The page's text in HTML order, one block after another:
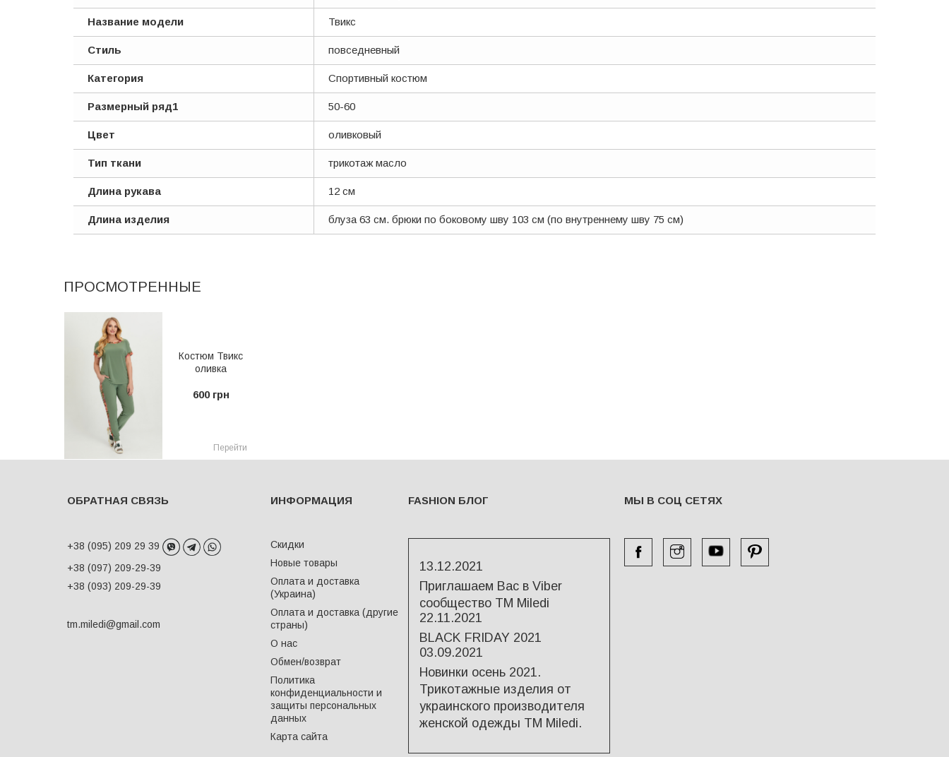
Название модели Твикс
Стиль повседневный
Категория Спортивный костюм
Размерный ряд1 50-60
Цвет оливковый
Тип ткани трикотаж масло
Длина рукава 12 см
Длина изделия блуза 63 см. брюки по боковому шву 103 см (по внутреннему шву 75 см)
ПРОСМОТРЕННЫЕ
Костюм Твикс
оливка
600 грн
Перейти
ОБРАТНАЯ СВЯЗЬ
+38 (095) 209 29 39
+38 (097) 209-29-39
+38 (093) 209-29-39
tm.miledi@gmail.com
ИНФОРМАЦИЯ
Скидки
Новые товары
Оплата и доставка
(Украина)
Оплата и доставка (другие
страны)
О нас
Обмен/возврат
Политика
конфиденциальности и
защиты персональных
данных
Карта сайта
FASHION БЛОГ
13.12.2021
Приглашаем Вас в Viber
сообщество ТМ Miledi
22.11.2021
BLACK FRIDAY 2021
03.09.2021
Новинки осень 2021.
Трикотажные изделия от
украинского производителя
женской одежды ТМ Miledi.
МЫ В СОЦ СЕТЯХ